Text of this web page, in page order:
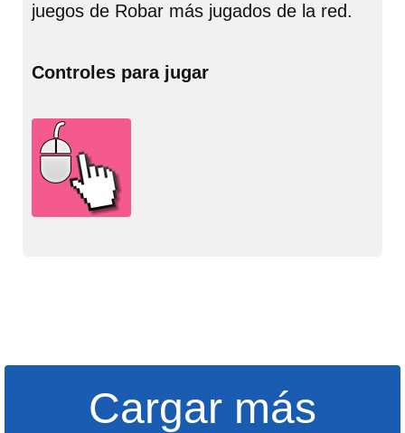
juegos de Robar más jugados de la red.
Controles para jugar
Cargar más